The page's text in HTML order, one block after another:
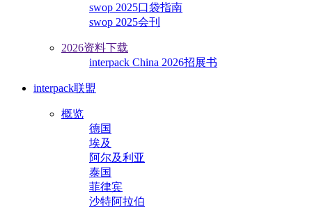
swop 2025口袋指南
swop 2025会刊
2026资料下载
interpack China 2026招展书
interpack联盟
概览
德国
埃及
阿尔及利亚
泰国
菲律宾
沙特阿拉伯